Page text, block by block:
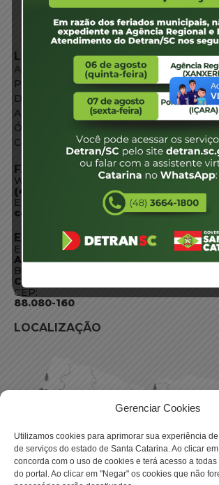
Gerenciar Cookies
Utilizamos cookies para aprimorar sua experiência
de serviços do estado de Santa Catarina. Ao clicar em
concorda com o uso de cookies e terá acesso a
do portal. Ao clicar em "Negar" os cookies que não
LINKS EXTERNOS
Agência de Notícias
Portal de Serviços
Diário Oficial
Acesso à Informação
Órgãos do Governo
Conheça SC
FALE CONOSCO
WhatsApp:
(48) 3664-1800
E-mail:
ENDEREÇO
Endereço:
Av. Almirante Tamandaré - 480
Bairro:
Coqueiros, Florianópolis SC
CEP:
88.080-160
LOCALIZAÇÃO